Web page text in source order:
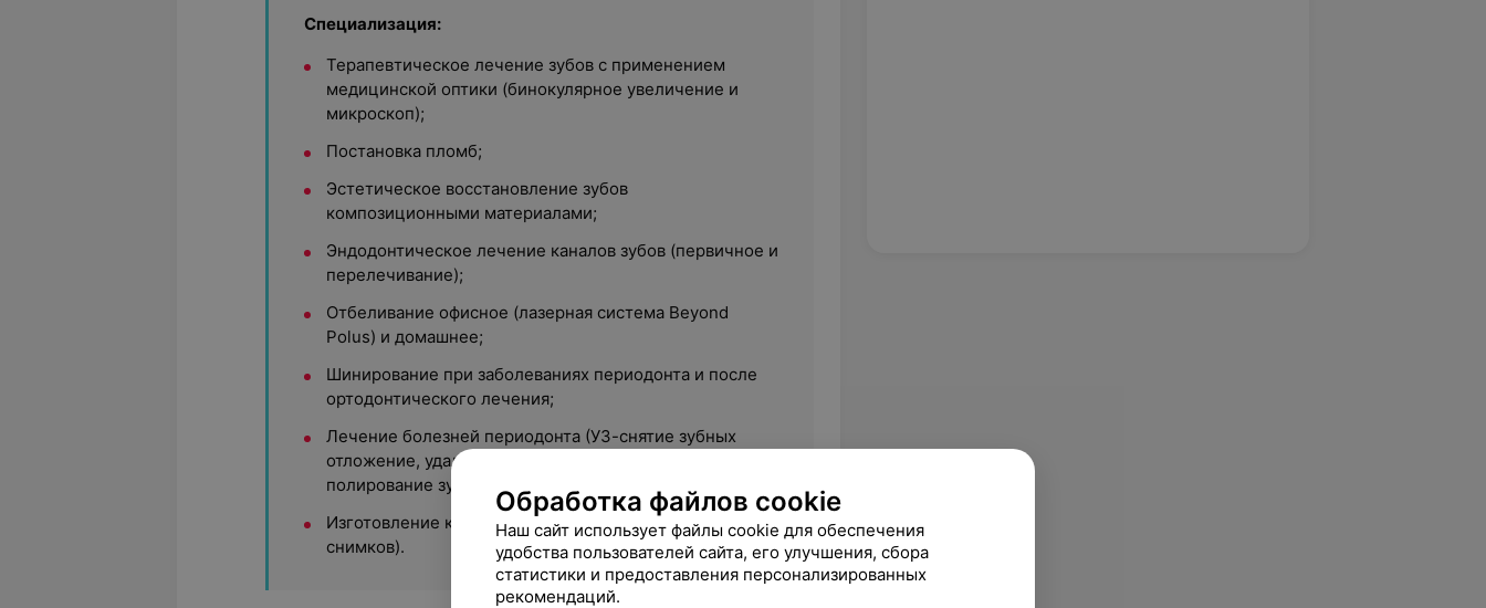
Специализация:
Терапевтическое лечение зубов с применением
медицинской оптики (бинокулярное увеличение и
микроскоп);
Постановка пломб;
Эстетическое восстановление зубов
композиционными материалами;
Эндодонтическое лечение каналов зубов (первичное и
перелечивание);
Отбеливание офисное (лазерная система Beyond
Polus) и домашнее;
Шинирование при заболеваниях периодонта и после
ортодонтического лечения;
Лечение болезней периодонта (УЗ-снятие зубных
отложение, удаление налета системой airflow,
полирование зубов пастами, фторирование);
Изготовление капп, выполнение и анализ КТ (3D
снимков).
Обработка файлов cookie
Наш сайт использует файлы cookie для обеспечения
удобства пользователей сайта, его улучшения, сбора
статистики и предоставления персонализированных
рекомендаций.